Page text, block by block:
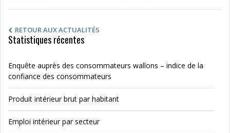
RETOUR AUX ACTUALITÉS
Statistiques récentes
Enquête auprès des consommateurs wallons – indice de la
confiance des consommateurs
Produit intérieur brut par habitant
Emploi intérieur par secteur